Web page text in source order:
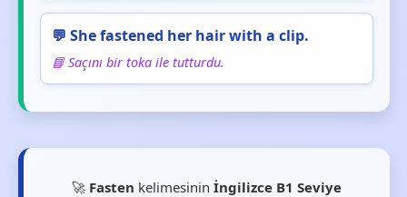
💬 She fastened her hair with a clip.
📘 Saçını bir toka ile tutturdu.
🚀 Fasten kelimesininİngilizce B1 Seviye